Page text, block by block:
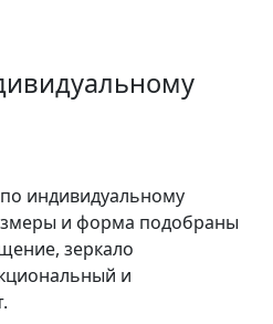
индивидуальному
и форма подобраны
зеркало
и